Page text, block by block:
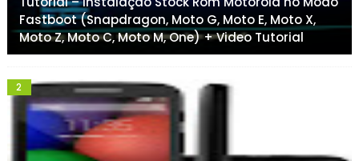
Fastboot (Snapdragon, Moto G, Moto E, Moto X,
Moto Z, Moto C, Moto M, One) + Video Tutorial